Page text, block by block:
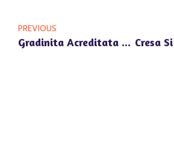
PREVIOUS
Gradinita Acreditata ARACIP Pipera: Standardele Educatiei Prescolare In Romania